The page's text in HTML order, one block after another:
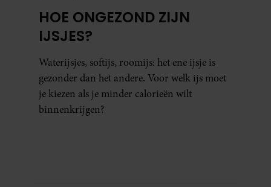
HOE ONGEZOND ZIJN
IJSJES?
Waterijsjes, softijs, roomijs: het ene ijsje is
gezonder dan het andere. Voor welk ijs moet
je kiezen als je minder calorieën wilt
binnenkrijgen?